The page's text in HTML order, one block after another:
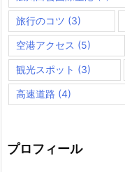
旅行のコツ (3)
空港アクセス (5)
観光スポット (3)
高速道路 (4)
プロフィール